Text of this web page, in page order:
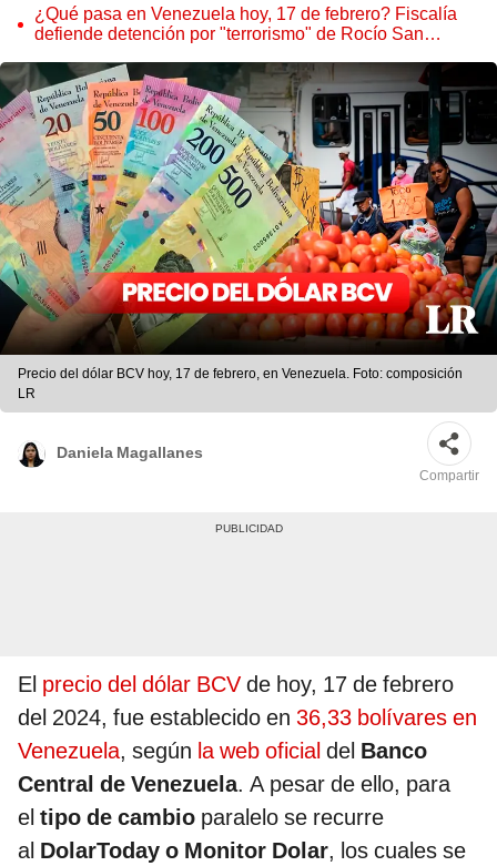
¿Qué pasa en Venezuela hoy, 17 de febrero? Fiscalía
defiende detención por "terrorismo" de Rocío San
Precio del dólar BCV hoy, 17 de febrero, en Venezuela. Foto: composición
LR
Daniela Magallanes
Compartir
El precio del dólar BCV de hoy, 17 de febrero
del 2024, fue establecido en 36,33 bolívares en
Venezuela, según la web oficial del Banco
Central de Venezuela. A pesar de ello, para
el tipo de cambio paralelo se recurre
al DolarToday o Monitor Dolar, los cuales se